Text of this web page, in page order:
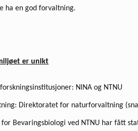
ha en god forvaltning.
er unikt
NINA og NTNU
Direktoratet for naturforvaltning
for Bevaringsbiologi ved NTNU har fått